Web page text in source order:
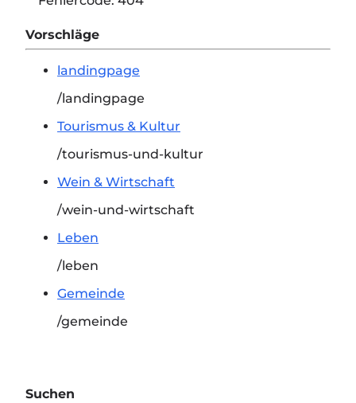
Vorschläge
landingpage
/landingpage
Tourismus & Kultur
/tourismus-und-kultur
Wein & Wirtschaft
/wein-und-wirtschaft
Leben
/leben
Gemeinde
/gemeinde
Suchen